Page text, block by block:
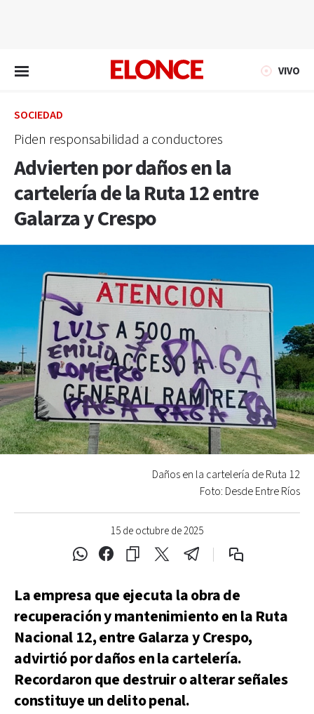
VIVO
SOCIEDAD
Piden responsabilidad a conductores
Advierten por daños en la
cartelería de la Ruta 12 entre
Galarza y Crespo
15 de octubre de 2025
Daños en la cartelería de Ruta 12
Foto: Desde Entre Ríos
La empresa que ejecuta la obra de
recuperación y mantenimiento en la Ruta
Nacional 12, entre Galarza y Crespo,
advirtió por daños en la cartelería.
Recordaron que destruir o alterar señales
constituye un delito penal.